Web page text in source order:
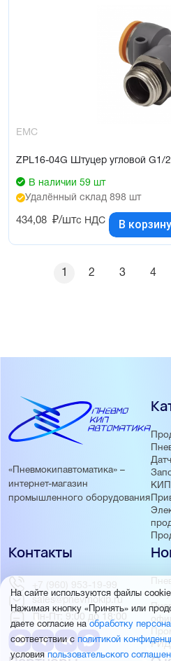
EMC
ZPL16-04G Штуцер угловой G1/
В наличии 59 шт
Удалённый склад 898 шт
434,08 ₽/штс НДС В корзину
1 2 3 4
«Пневмокипавтоматика» –
интернет-магазин
промышленного оборудования
Контакты
+7 (960) 953-19-99
sales@pnevmokip.ru
Пн-Пт: 9:00 до 18:00
На сайте используются файлы
Нажимая кнопку «Принять» или
даете согласие наобработку
соответствии с политикой
условия пользовательского